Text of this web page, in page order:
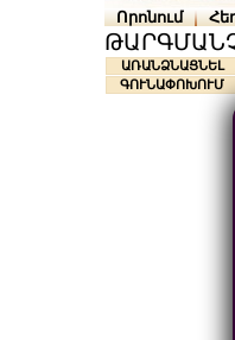
Որոնում
ԱՌԱՆՁՆԱՑՆԵԼ
ԳՈՒՆԱՓՈԽՈՒՄ